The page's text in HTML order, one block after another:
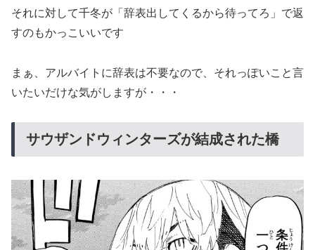
それに対して千冬が「辞表出してくるから待ってろ」で返
すのもかっこいいです
まぁ、アルバイトに辞表は不要なので、それっぽいこと言
いたいだけな気がしますが・・・
サウザンドウィンターズが結成された橋